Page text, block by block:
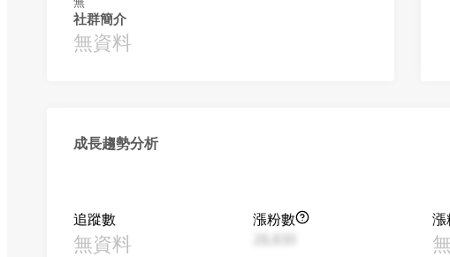
社群簡介
無資料
成長趨勢分析
追蹤數
無資料
漲粉數
漲